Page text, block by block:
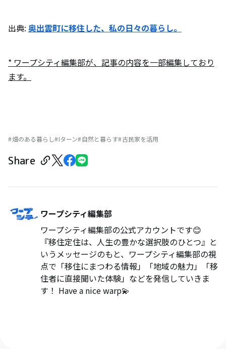
出典: 奥出雲町に移住した、私の日々の暮らし。
* ワープシティ編集部が、記事の内容を一部編集しており
ます。
畑のある暮らし Iターン 自然と暮らす 古民家を活用
Share
ワープシティ編集部
ワープシティ編集部の公式アカウントです😊
『移住定住は、人生の豊かな選択肢のひとつ』と
いうメッセージのもと、ワープシティ編集部の視
点で「移住にまつわる情報」「地域の魅力」「移
住者に直接聞いた体験」などを発信していきま
す！ Have a nice warp💫